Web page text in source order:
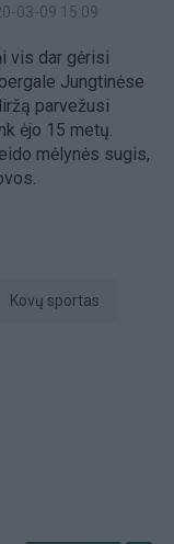
03-09 15:09
vis dar gėrisi
Jungtinėse
parvežusi
ėjo 15 metų.
mėlynės sugis,
kovų sportas